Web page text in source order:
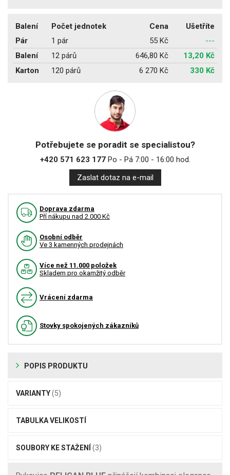
Balení Počet jednotek Cena
Ušetříte
Pár
1 pár 55 Kč
---
Balení
12 párů 646,80 Kč
13,20 Kč
Karton
120 párů 6 270 Kč 330 Kč
Potřebujete se poradit se specialistou?
+420 571 623 177Po - Pá 7:00 - 16:00 hod.
Zaslat dotaz na e-mail
Doprava zdarma
Pří nákupu nad 2.000 Kč
Osobní odběr
Ve 3 kamenných prodejnách
Více než 11.000 položek
Skladem pro okamžitý odběr
Vrácení zdarma
Stovky spokojených zákazníků
POPIS PRODUKTU
VARIANTY(5)
TABULKA VELIKOSTÍ
SOUBORY KE STAŽENÍ (3)